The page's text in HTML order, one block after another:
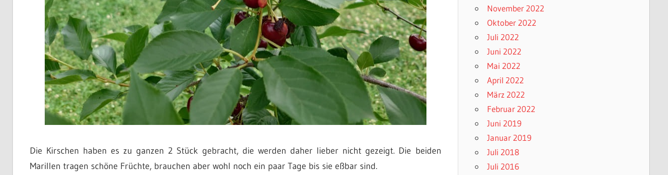
Die Kirschen haben es zu ganzen 2 Stück gebracht, die werden daher lieber nicht gezeigt. Die beiden
Marillen tragen schöne Früchte, brauchen aber wohl noch ein paar Tage bis sie eßbar sind.
November 2022
Oktober 2022
Juli 2022
Juni 2022
Mai 2022
April 2022
März 2022
Februar 2022
Juni 2019
Januar 2019
Juli 2018
Juli 2016